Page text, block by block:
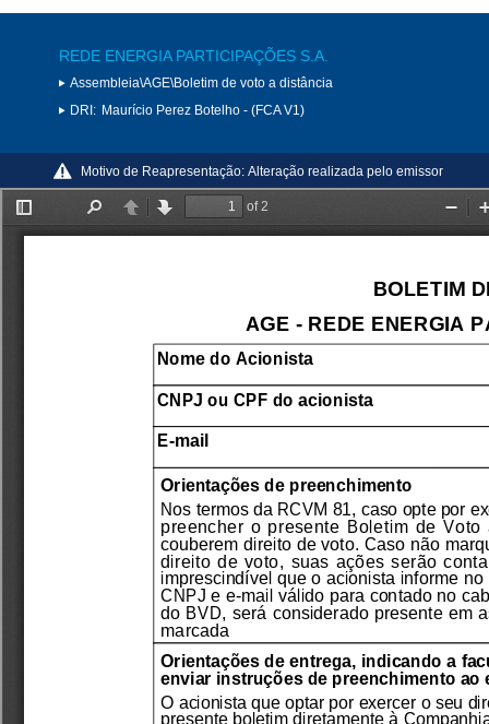
REDE ENERGIA PARTICIPAÇÕES S.A.
Assembleia\AGE\Boletim de voto a distância
DRI: Maurício Perez Botelho - (FCA V1)
Motivo de Reapresentação: Alteração realizada pelo emissor